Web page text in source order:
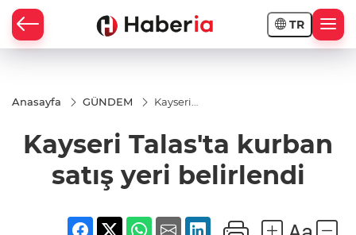
TR
Anasayfa GÜNDEM
Kayseri
satış yeri
belirlendi
Kayseri Talas'ta kurban
satış yeri belirlendi